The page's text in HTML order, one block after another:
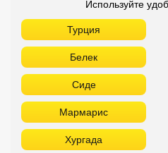
Используйте
Турция
Белек
Сиде
Мармарис
Хургада